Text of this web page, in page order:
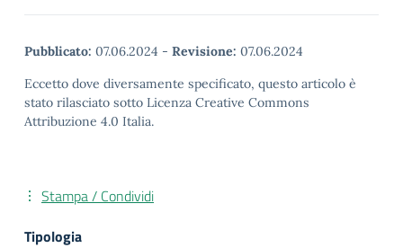
Pubblicato: 07.06.2024 - Revisione: 07.06.2024
Eccetto dove diversamente specificato, questo articolo è
stato rilasciato sotto Licenza Creative Commons
Attribuzione 4.0 Italia.
Stampa / Condividi
Tipologia